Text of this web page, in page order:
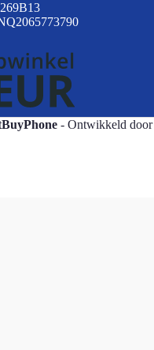
- Ontwikkeld door